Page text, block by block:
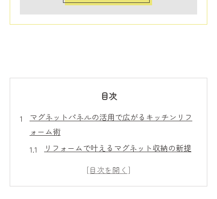
目次
マグネットパネルの活用で広がるキッチンリフ
ォーム術
リフォームで叶えるマグネット収納の新提